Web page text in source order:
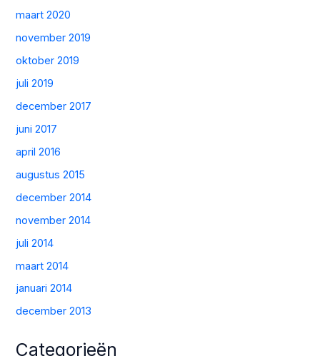
maart 2020
november 2019
oktober 2019
juli 2019
december 2017
juni 2017
april 2016
augustus 2015
december 2014
november 2014
juli 2014
maart 2014
januari 2014
december 2013
Categorieën